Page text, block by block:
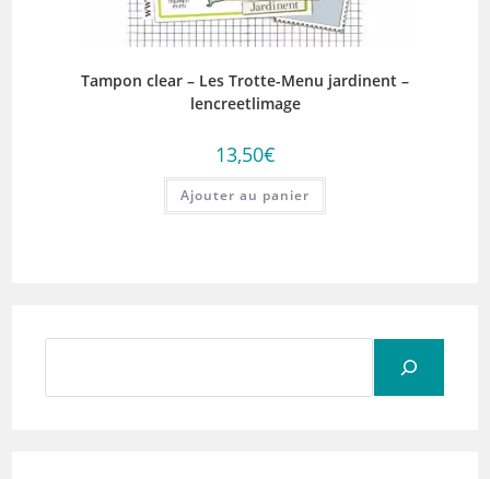
Tampon clear – Les Trotte-Menu jardinent –
lencreetlimage
13,50€
Ajouter au panier